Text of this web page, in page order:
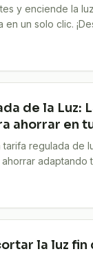
y enciende la
un solo clic.
de la Luz:
ahorrar en
regulada de
adaptando
la luz fin